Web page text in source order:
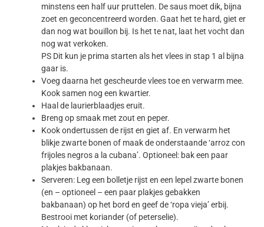
minstens een half uur pruttelen. De saus moet dik, bijna
zoet en geconcentreerd worden. Gaat het te hard, giet er
dan nog wat bouillon bij. Is het te nat, laat het vocht dan
nog wat verkoken.
PS Dit kun je prima starten als het vlees in stap 1 al bijna
gaar is.
Voeg daarna het gescheurde vlees toe en verwarm mee.
Kook samen nog een kwartier.
Haal de laurierblaadjes eruit.
Breng op smaak met zout en peper.
Kook ondertussen de rijst en giet af. En verwarm het
blikje zwarte bonen of maak de onderstaande ‘arroz con
frijoles negros a la cubana’. Optioneel: bak een paar
plakjes bakbanaan.
Serveren: Leg een bolletje rijst en een lepel zwarte bonen
(en – optioneel – een paar plakjes gebakken
bakbanaan) op het bord en geef de ‘ropa vieja’ erbij.
Bestrooi met koriander (of peterselie).